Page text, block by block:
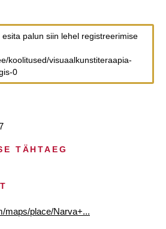
esita palun siin lehel registreerimise
koolitused/visuaalkunstiteraapia-
0
TÄHTAEG
maps/place/Narva+...